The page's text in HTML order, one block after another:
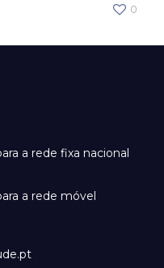
0
a rede fixa nacional
a rede móvel